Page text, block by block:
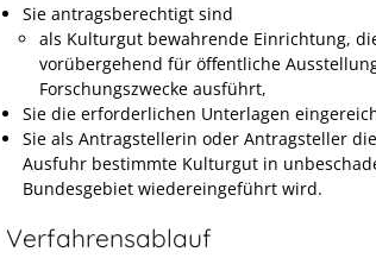
Sie antragsberechtigt sind
als Kulturgut bewahrende Einrichtung,
vorübergehend für öffentliche
Forschungszwecke ausführt,
Sie die erforderlichen Unterlagen
Sie als Antragstellerin oder Antragsteller
Ausfuhr bestimmte Kulturgut in
Bundesgebiet wiedereingeführt wird.
Verfahrensablauf